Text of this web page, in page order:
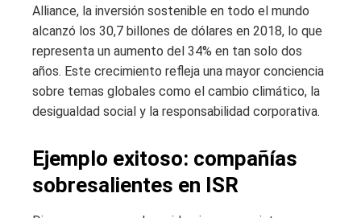
Alliance, la inversión sostenible en todo el mundo
alcanzó los 30,7 billones de dólares en 2018, lo que
representa un aumento del 34% en tan solo dos
años. Este crecimiento refleja una mayor conciencia
sobre temas globales como el cambio climático, la
desigualdad social y la responsabilidad corporativa.
Ejemplo exitoso: compañías
sobresalientes en ISR